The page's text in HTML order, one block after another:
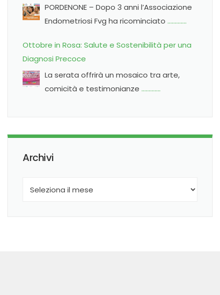
PORDENONE – Dopo 3 anni l’Associazione
Endometriosi Fvg ha ricominciato ………….
Ottobre in Rosa: Salute e Sostenibilità per una
Diagnosi Precoce
La serata offrirà un mosaico tra arte,
comicità e testimonianze ………….
Archivi